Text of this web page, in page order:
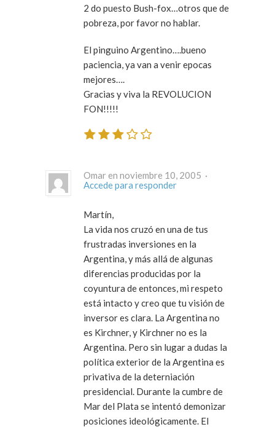
2 do puesto Bush-fox…otros que de
pobreza, por favor no hablar.
El pinguino Argentino….bueno
paciencia, ya van a venir epocas
mejores….
Gracias y viva la REVOLUCION
FON!!!!!
Omar en noviembre 10, 2005 ·
Accede para responder
Martín,
La vida nos cruzó en una de tus
frustradas inversiones en la
Argentina, y más allá de algunas
diferencias producidas por la
coyuntura de entonces, mi respeto
está intacto y creo que tu visión de
inversor es clara. La Argentina no
es Kirchner, y Kirchner no es la
Argentina. Pero sin lugar a dudas la
política exterior de la Argentina es
privativa de la deterniación
presidencial. Durante la cumbre de
Mar del Plata se intentó demonizar
posiciones ideológicamente. El